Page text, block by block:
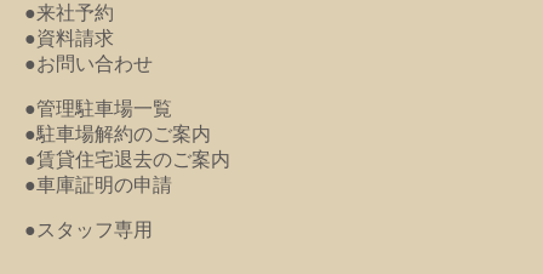
●来社予約
●資料請求
●お問い合わせ
●管理駐車場一覧
●駐車場解約のご案内
●賃貸住宅退去のご案内
●車庫証明の申請
●スタッフ専用